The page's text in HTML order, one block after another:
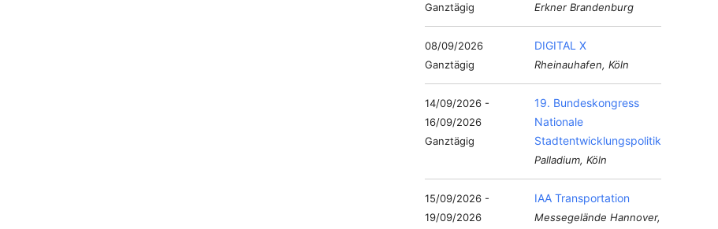
Ganztägig
Erkner Brandenburg
08/09/2026
Ganztägig
DIGITAL X
Rheinauhafen, Köln
14/09/2026 -
16/09/2026
Ganztägig
19. Bundeskongress
Nationale
Stadtentwicklungspolitik
Palladium, Köln
15/09/2026 -
19/09/2026
IAA Transportation
Messegelände Hannover,